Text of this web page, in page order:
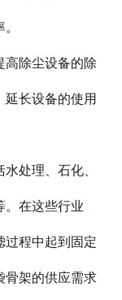
除尘设备的除
长设备的使用
处理、石化、
。在这些行业
过程中起到固定
骨架的供应需求